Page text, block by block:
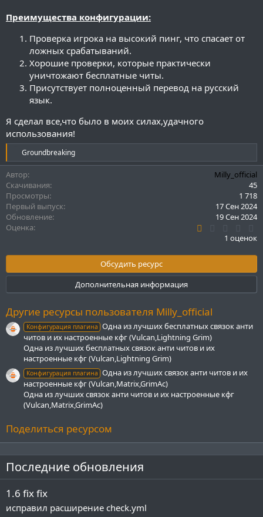
Преимущества конфигурации:
Проверка игрока на высокий пинг, что спасает от
ложных срабатываний.
Хорошие проверки, которые практически
уничтожают бесплатные читы.
Присутствует полноценный перевод на русский
язык.
Я сделал все,что было в моих силах,удачного
использования!
Р
е
к
ц
и
и
:
Groundbreaking
Автор
Milly_official
Скачивания
45
Просмотры
1 718
Первый выпуск
17 Сен 2024
Обновление
19 Сен 2024
Оценка
0
0
в
ё
з
1 оценок
Обсудить ресурс
Дополнительная информация
Другие ресурсы пользователя Milly_official
Конфигурация плагина Одна из лучших бесплатных связок анти
читов и их настроенные кфг (Vulcan,Lightning Grim)
Одна из лучших бесплатных связок анти читов и их
настроенные кфг (Vulcan,Lightning Grim)
Конфигурация плагина Одна из лучших связок анти читов и их
настроенные кфг (Vulcan,Matrix,GrimAc)
Одна из лучших связок анти читов и их настроенные кфг
(Vulcan,Matrix,GrimAc)
Поделиться ресурсом
Последние обновления
1.6 fix fix
исправил расширение check.yml